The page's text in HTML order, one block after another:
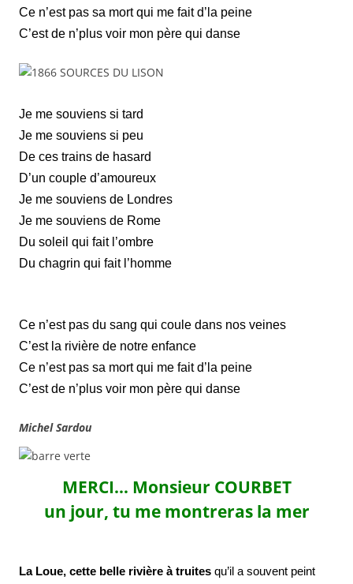
Ce n’est pas sa mort qui me fait d’la peine
C’est de n’plus voir mon père qui danse
Je me souviens si tard
Je me souviens si peu
De ces trains de hasard
D’un couple d’amoureux
Je me souviens de Londres
Je me souviens de Rome
Du soleil qui fait l’ombre
Du chagrin qui fait l’homme
Ce n’est pas du sang qui coule dans nos veines
C’est la rivière de notre enfance
Ce n’est pas sa mort qui me fait d’la peine
C’est de n’plus voir mon père qui danse
Michel Sardou
MERCI… Monsieur COURBET
un jour, tu me montreras la mer
La Loue, cette belle rivière à truites qu’il a souvent peint